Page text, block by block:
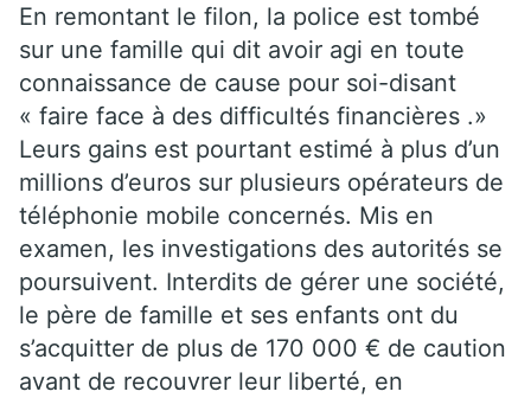
En remontant le filon, la police est tombé
sur une famille qui dit avoir agi en toute
connaissance de cause pour soi-disant
« faire face à des difficultés financières .»
Leurs gains est pourtant estimé à plus d’un
millions d’euros sur plusieurs opérateurs de
téléphonie mobile concernés. Mis en
examen, les investigations des autorités se
poursuivent. Interdits de gérer une société,
le père de famille et ses enfants ont du
s’acquitter de plus de 170 000 € de caution
avant de recouvrer leur liberté, en